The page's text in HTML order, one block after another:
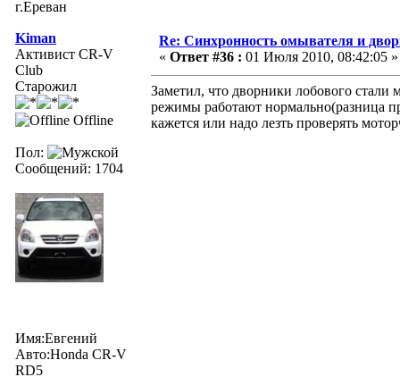
г.Ереван
Kiman
Активист CR-V
Club
Старожил
Offline
Пол:
Сообщений: 1704
Имя:Евгений
Авто:Honda CR-V
RD5
Re: Синхронность омывателя и
« Ответ #36 : 01 Июля 2010, 08:42:05 »
Заметил, что дворники лобового
режимы работают нормально(разница
кажется или надо лезть проверять